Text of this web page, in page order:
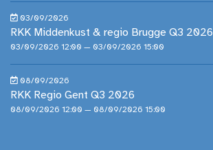
03/09/2026
RKK Middenkust & regio Brugge Q3 2026
03/09/2026 12:00 — 03/09/2026 15:00
08/09/2026
RKK Regio Gent Q3 2026
08/09/2026 12:00 — 08/09/2026 15:00